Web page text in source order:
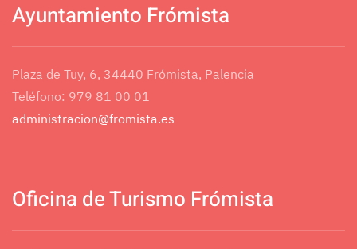
Ayuntamiento Frómista
Plaza de Tuy, 6, 34440 Frómista, Palencia
Teléfono: 979 81 00 01
administracion@fromista.es
Oficina de Turismo Frómista